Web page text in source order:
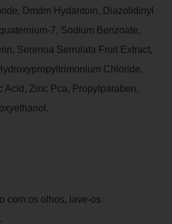
Dmdm Hydantoin, Diazolidinyl
7, Sodium Benzoate,
Serenoa Serrulata Fruit Extract,
Chloride,
Acid, Zinc Pca, Propylparaben,
com os olhos, lave-os